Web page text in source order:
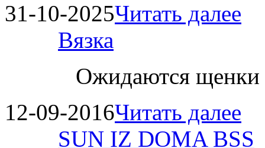
31-10-2025Читать далее
Вязка
Ожидаются
12-09-2016Читать далее
SUN IZ DOMA BSS